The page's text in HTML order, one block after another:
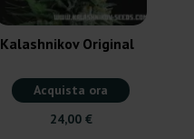
Kalashnikov Original
Acquista ora
24,00 €